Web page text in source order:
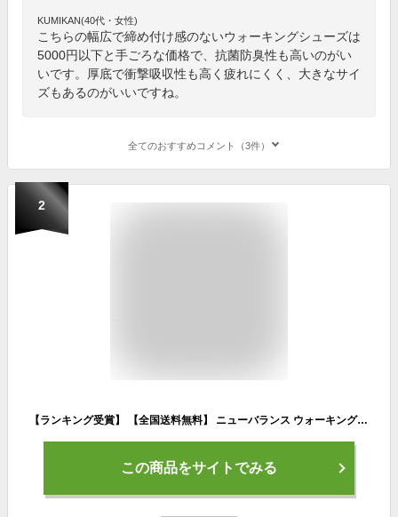
KUMIKAN(40代・女性)
こちらの幅広で締め付け感のないウォーキングシューズは
5000円以下と手ごろな価格で、抗菌防臭性も高いのがい
いです。厚底で衝撃吸収性も高く疲れにくく、大きなサイ
ズもあるのがいいですね。
全てのおすすめコメント（3件）
2
【ランキング受賞】 【全国送料無料】 ニューバランス ウォーキング メンズ フレッシュフォーム MW880 new balance Walking Fresh Foam 880 V7 幅広4E スポーツ
この商品をサイトでみる